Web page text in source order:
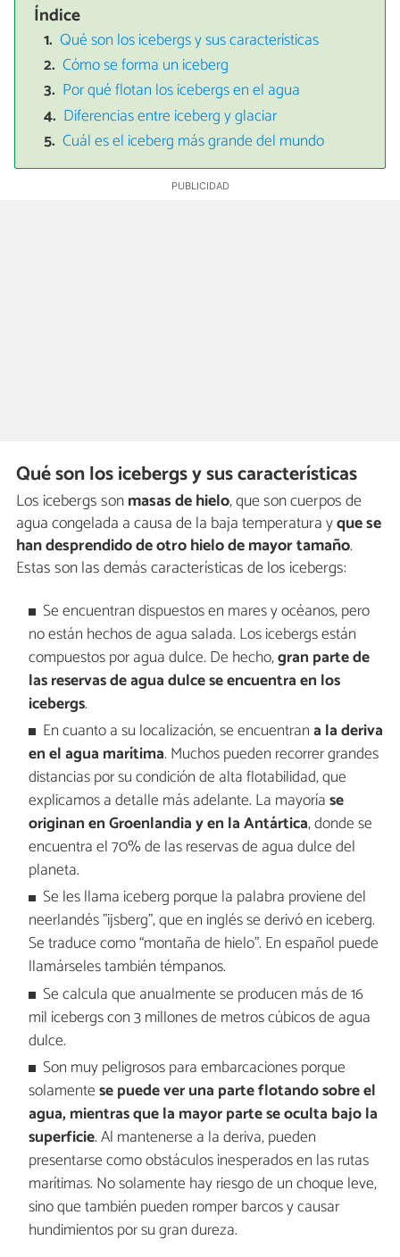
Índice
Qué son los icebergs y sus características
Cómo se forma un iceberg
Por qué flotan los icebergs en el agua
Diferencias entre iceberg y glaciar
Cuál es el iceberg más grande del mundo
Qué son los icebergs y sus características
Los icebergs sonmasas de hielo, que son cuerpos de
agua congelada a causa de la baja temperatura yque se
han desprendido de otro hielo de mayor tamaño.
Estas son las demás características de los icebergs:
Se encuentran dispuestos en mares y océanos, pero
no están hechos de agua salada. Los icebergs están
compuestos por agua dulce. De hecho,gran parte de
las reservas de agua dulce se encuentra en los
icebergs.
En cuanto a su localización, se encuentrana la deriva
en el agua marítima. Muchos pueden recorrer grandes
distancias por su condición de alta flotabilidad, que
explicamos a detalle más adelante. La mayoríase
originan en Groenlandia y en la Antártica, donde se
encuentra el 70% de las reservas de agua dulce del
planeta.
Se les llama iceberg porque la palabra proviene del
neerlandés "ijsberg", que en inglés se derivó en iceberg.
Se traduce como “montaña de hielo”. En español puede
llamárseles también témpanos.
Se calcula que anualmente se producen más de 16
mil icebergs con 3 millones de metros cúbicos de agua
dulce.
Son muy peligrosos para embarcaciones porque
solamentese puede ver una parte flotando sobre el
agua, mientras que la mayor parte se oculta bajo la
superficie. Al mantenerse a la deriva, pueden
presentarse como obstáculos inesperados en las rutas
marítimas. No solamente hay riesgo de un choque leve,
sino que también pueden romper barcos y causar
hundimientos por su gran dureza.